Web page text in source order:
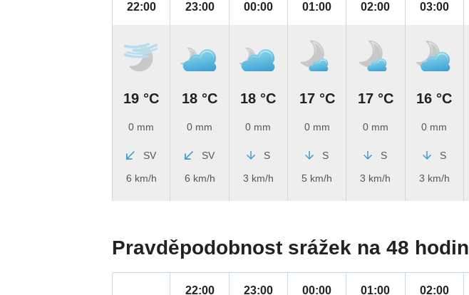
22:00
19 °C
0 mm
SV
6 km/h
23:00
18 °C
0 mm
SV
6 km/h
00:00
18 °C
0 mm
S
3 km/h
01:00
17 °C
0 mm
S
5 km/h
02:00
17 °C
0 mm
S
3 km/h
03:00
16 °C
0 mm
S
3 km/h
Pravděpodobnost srážek na 48 hodin
22:00 23:00 00:00 01:00 02:00